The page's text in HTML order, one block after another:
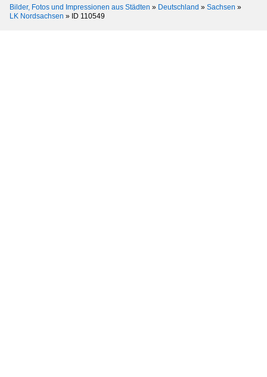
Bilder, Fotos und Impressionen aus Städten » Deutschland » Sachsen »
LK Nordsachsen » ID 110549